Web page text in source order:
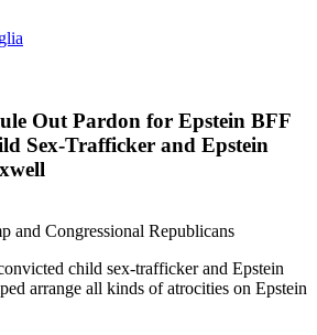
Out Pardon for Epstein BFF
Sex-Trafficker and Epstein
and Congressional Republicans
child sex-trafficker and Epstein
arrange all kinds of atrocities on Epstein